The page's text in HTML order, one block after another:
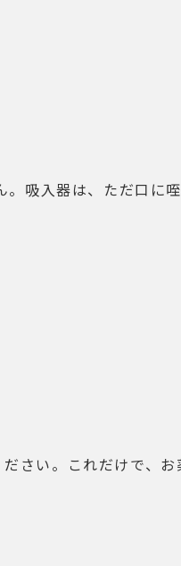
吸入器は、ただ口に
さい。これだけで、